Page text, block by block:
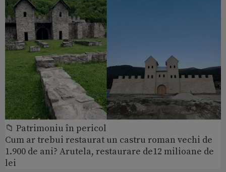
📁 Patrimoniu în pericol
Cum ar trebui restaurat un castru roman vechi de
1.900 de ani? Arutela, restaurare de12 milioane de
lei